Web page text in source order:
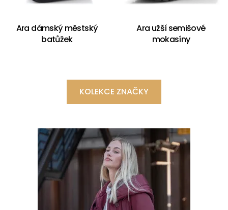
Ara dámský městský
batůžek
Ara užší semišové
mokasíny
KOLEKCE ZNAČKY